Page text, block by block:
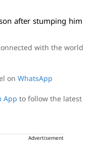
after stumping him
with the world
on WhatsApp
App to follow the latest
Advertisement